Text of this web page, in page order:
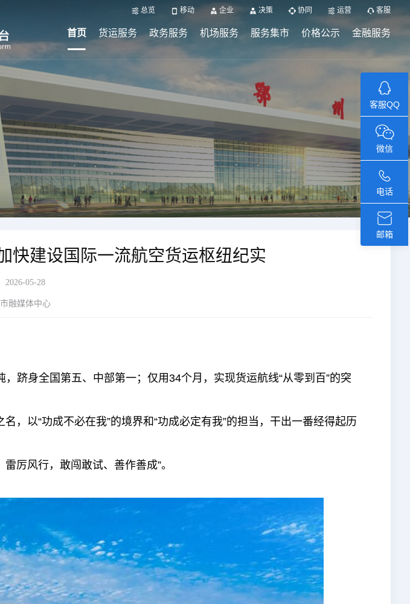
客服QQ
微信
电话
邮箱
总览 移动 企业 决策 协同 运营 客服
首页 货运服务 政务服务 机场服务 服务集市 价格公示 金融服务
建设国际一流航空货运枢纽纪实
2026-05-28
融媒体中心
身全国第五、中部第一；仅用34个月，实现货运航线“从零到百”的突
以“功成不必在我”的境界和“功成必定有我”的担当，干出一番经得起历
风行，敢闯敢试、善作善成”。